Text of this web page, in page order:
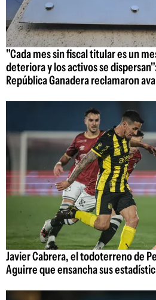
"Cada mes sin fiscal titular es un
deteriora y los activos se
República Ganadera reclamaron
Javier Cabrera, el todoterreno de
Aguirre que ensancha sus